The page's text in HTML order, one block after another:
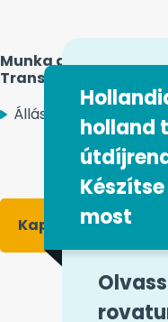
holland
most
Munka az Easytrip
Transport Services
Állásajánlataink
Kapcsolatfelvételi